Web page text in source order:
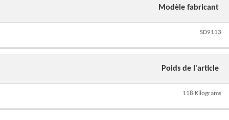
Modèle fabricant
SD9113
Poids de l'article
118 Kilograms